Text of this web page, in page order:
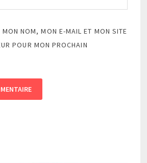
MON NOM, MON E-MAIL ET MON SITE
POUR MON PROCHAIN